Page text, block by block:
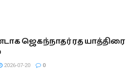
ஜெகந்நாதர் ரத யாத்திரை
2026-07-20 0